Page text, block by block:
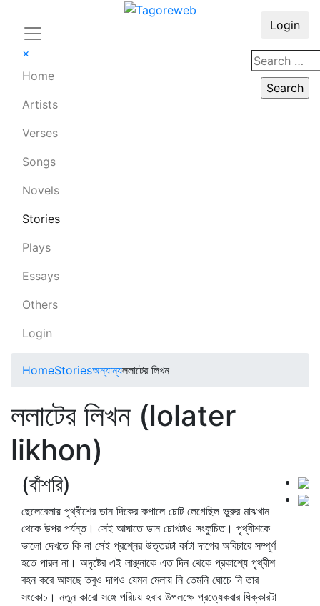
×
Home
Artists
Verses
Songs
Novels
Stories
Plays
Essays
Others
Login
Login
HomeStoriesঅন্যান্যললাটের লিখন
ললাটের লিখন (lolater
likhon)
(বাঁশরি)
ছেলেবেলায় পৃথ্বীশের ডান দিকের কপালে চোট লেগেছিল ভুরুর মাঝখান
থেকে উপর পর্যন্ত। সেই আঘাতে ডান চোখটাও সংকুচিত। পৃথ্বীশকে
ভালো দেখতে কি না সেই প্রশ্নের উত্তরটা কাটা দাগের অবিচারে সম্পূর্ণ
হতে পারল না। অদৃষ্টের এই লাঞ্ছনাকে এত দিন থেকে প্রকাশ্যে পৃথ্বীশ
বহন করে আসছে তবুও দাগও যেমন মেলায় নি তেমনি ঘোচে নি তার
সংকোচ। নতুন কারো সঙ্গে পরিচয় হবার উপলক্ষে প্রত্যেকবার ধিক্‌কারটা